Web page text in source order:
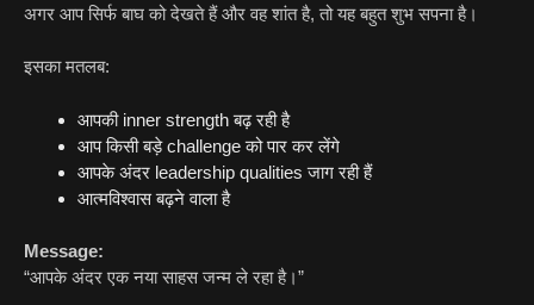
अगर आप सिर्फ बाघ को देखते हैं और वह शांत है, तो यह बहुत शुभ सपना है।
इसका मतलब:
आपकी inner strength बढ़ रही है
आप किसी बड़े challenge को पार कर लेंगे
आपके अंदर leadership qualities जाग रही हैं
आत्मविश्वास बढ़ने वाला है
Message:
“आपके अंदर एक नया साहस जन्म ले रहा है।”